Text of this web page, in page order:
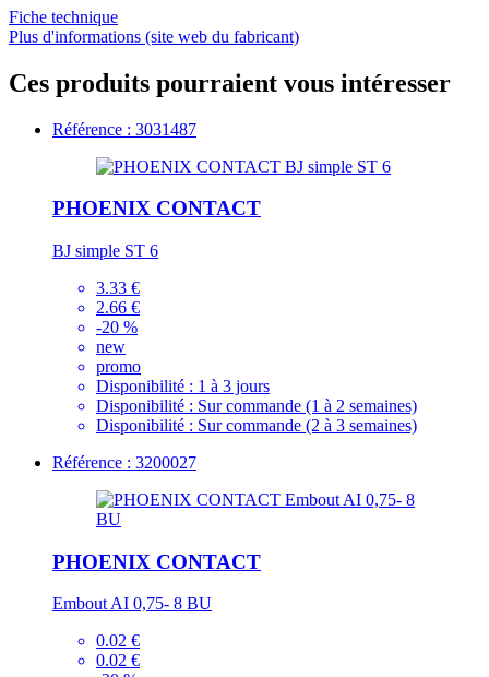
Fiche technique
Plus d'informations (site web du fabricant)
Ces produits pourraient vous intéresser
Référence : 3031487
PHOENIX CONTACT
BJ simple ST 6
3.33 €
2.66 €
-20 %
new
promo
Disponibilité : 1 à 3 jours
Disponibilité : Sur commande (1 à 2 semaines)
Disponibilité : Sur commande (2 à 3 semaines)
Référence : 3200027
PHOENIX CONTACT
Embout AI 0,75- 8 BU
0.02 €
0.02 €